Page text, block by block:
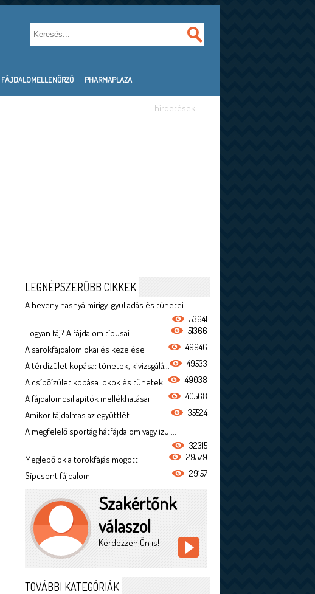
FÁJDALOMELLENŐRZŐ PHARMAPLAZA
hirdetések
LEGNÉPSZERŰBB CIKKEK
A heveny hasnyálmirigy-gyulladás és tünetei
53641
Hogyan fáj? A fájdalom típusai
51366
A sarokfájdalom okai és kezelése
49946
A térdízület kopása: tünetek, kivizsgálá...
49533
A csípőízület kopása: okok és tünetek
49038
A fájdalomcsillapítók mellékhatásai
40568
Amikor fájdalmas az együttlét
35524
A megfelelő sportág hátfájdalom vagy ízül...
32315
Meglepő ok a torokfájás mögött
29579
Sípcsont fájdalom
29157
Szakértőnk
válaszol
Kérdezzen Ön is!
TOVÁBBI KATEGÓRIÁK